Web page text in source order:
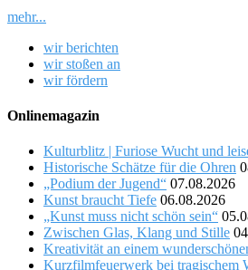
mehr...
wir berichten
wir stoßen an
wir fördern
Onlinemagazin
Kulturblitz | Furiose Wucht und
Historische Schätze für die Ohren
„Podium der Jugend“ 07.08.2026
Kunst braucht Tiefe 06.08.2026
„Kunst muss nicht schön sein“
Zwischen Glas, Klang und Stille
Kreativität an einem
Kurzfilmfeuerwerk bei tragischem